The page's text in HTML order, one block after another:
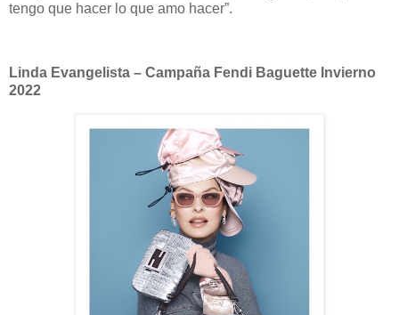
tengo que hacer lo que amo hacer”.
Linda Evangelista – Campaña Fendi Baguette Invierno
2022